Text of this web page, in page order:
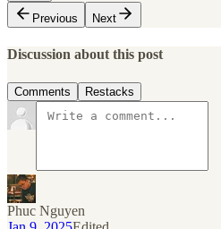
Previous
Next
Discussion about this post
Comments Restacks
Phuc Nguyen